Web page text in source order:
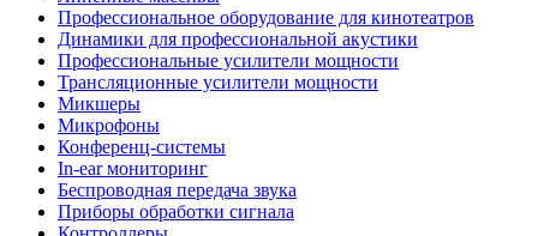
Профессиональное оборудование для кинотеатров
Динамики для профессиональной акустики
Профессиональные усилители мощности
Трансляционные усилители мощности
Микшеры
Микрофоны
Конференц-системы
In-ear мониторинг
Беспроводная передача звука
Приборы обработки сигнала